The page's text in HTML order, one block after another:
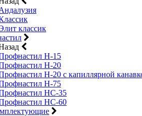
классик
Н-15
Н-20
Н-20 с капиллярной
Н-75
НС-35
НС-60